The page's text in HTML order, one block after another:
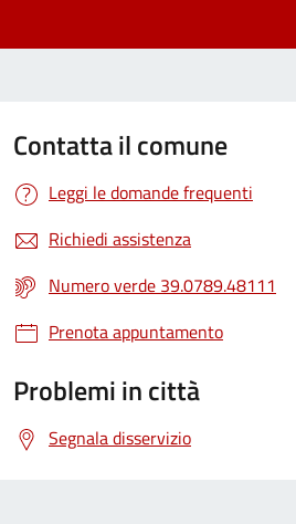
Contatta il comune
Leggi le domande frequenti
Richiedi assistenza
Numero verde 39.0789.48111
Prenota appuntamento
Problemi in città
Segnala disservizio